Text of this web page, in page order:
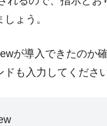
ょう。
が導入できたのか
も入力してください